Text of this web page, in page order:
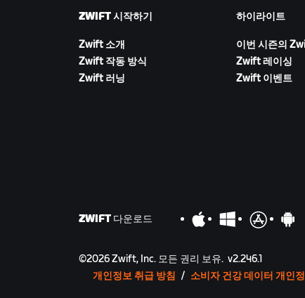
ZWIFT 시작하기
Zwift 소개
Zwift 작동 방식
Zwift 러닝
하이라이트
이번 시즌의
Zwift 레이싱
Zwift 이벤트
ZWIFT 다운로드
©2026Zwift, Inc. 모든 권리 보유. v2.246.1
개인정보 취급 방침 / 소비자 건강 데이터 개인